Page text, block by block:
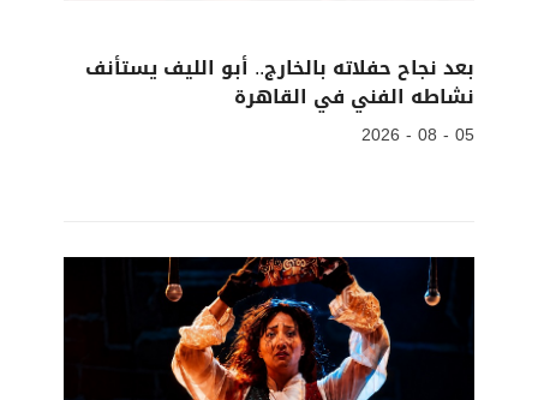
بعد نجاح حفلاته بالخارج.. أبو الليف يستأنف
نشاطه الفني في القاهرة
05 - 08 - 2026